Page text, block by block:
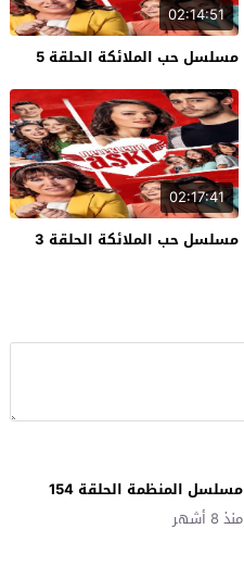
02:14:51
مسلسل حب الملائكة الحلقة 5
02:17:41
مسلسل حب الملائكة الحلقة 3
مسلسل المنظمة الحلقة 154
منذ 8 أشهر